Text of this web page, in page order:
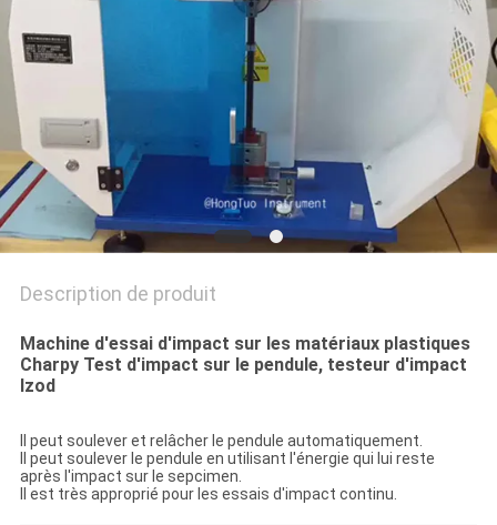
PRIVACY
POLICY
Description de produit
Machine d'essai d'impact sur les matériaux plastiques
Charpy Test d'impact sur le pendule, testeur d'impact
Izod
Il peut soulever et relâcher le pendule automatiquement.
Il peut soulever le pendule en utilisant l'énergie qui lui reste
après l'impact sur le sepcimen.
Il est très approprié pour les essais d'impact continu.